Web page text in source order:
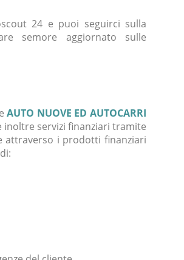
24 e puoi seguirci sulla
semore aggiornato sulle
AUTO NUOVE ED AUTOCARRI
servizi finanziari tramite
attraverso i prodotti finanziari